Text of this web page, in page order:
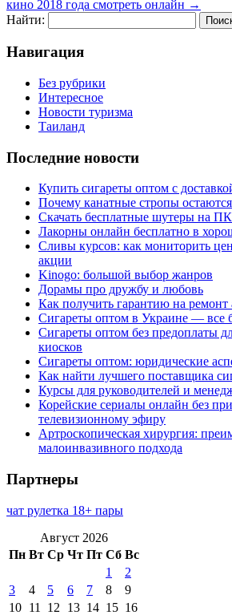
кино 2018 года смотреть онлайн →
Найти:
Навигация
Без рубрики
Интересное
Новости туризма
Таиланд
Последние новости
Купить сигареты оптом с
Почему канатные стропы
Скачать бесплатные шутеры на ПК
Лакорны онлайн бесплатно в
Сливы курсов: как мониторить
акции
Kinogo: большой выбор жанров
Дорамы про дружбу и любовь
Как получить гарантию на ремонт
Сигареты оптом в Украине — все
Сигареты оптом без предоплаты
киосков
Сигареты оптом: юридические
Как найти лучшего поставщика
Курсы для руководителей и
Корейские сериалы онлайн без
телевизионному эфиру
Артроскопическая хирургия:
малоинвазивного подхода
Партнеры
чат рулетка 18+ пары
Август 2026
Пн Вт Ср Чт Пт Сб Вс
1
2
3
4 5 6 7 8
9
10 11 12 13 14 15 16